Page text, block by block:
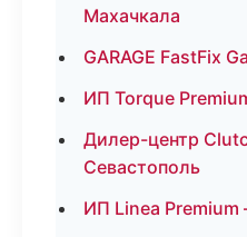
Махачкала
GARAGE FastFix
ИП Torque
Дилер-центр
Севастополь
ИП Linea